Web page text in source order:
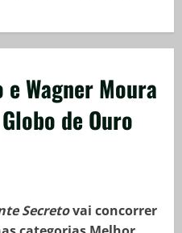
Wagner Moura
de Ouro
Secretovai concorrer